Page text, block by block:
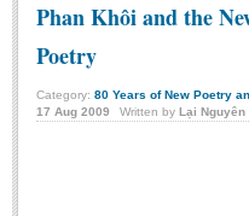
Department of Foreign
Department of Sinology-Nom
Department of Arts Studies
Phan Khôi and the
Poetry
Category: 80 Years of New Poetry
17 Aug 2009 Written by Lại Nguyên